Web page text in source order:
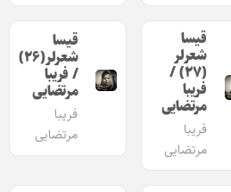
قیسا
شعرلر
(۲۷) /
فریبا
مرتضایی
فریبا
مرتضایی
قیسا
شعرلر(۲۶)
/ فریبا
مرتضایی
فریبا
مرتضایی